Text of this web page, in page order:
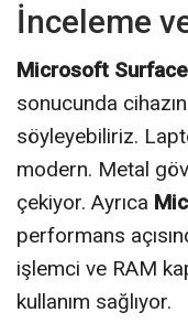
İnceleme
Microsoft
sonucunda
söyleyebiliriz.
modern. Metal
çekiyor. Ayrıca
performans
işlemci ve RAM
kullanım sağlıyor.